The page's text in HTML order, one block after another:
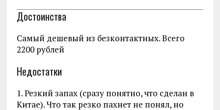
Достоинства
Самый дешевый из безконтактных. Всего
2200 рублей
Недостатки
1. Резкий запах (сразу понятно, что сделан в
Китае). Что так резко пахнет не понял, но